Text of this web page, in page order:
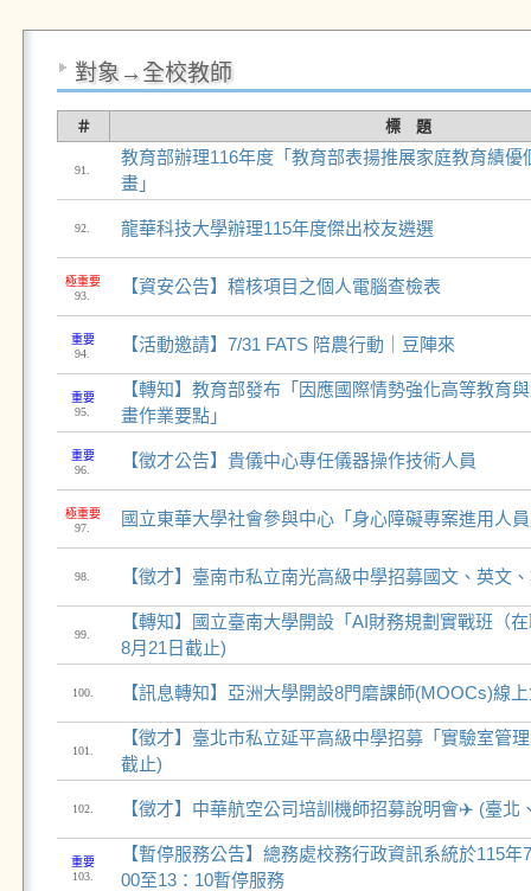
對象→全校教師
＃ 標 題
91.
教育部辦理116年度「教育部表揚推展家庭教育績優
畫」
92. 龍華科技大學辦理115年度傑出校友遴選
極重要
93.
【資安公告】稽核項目之個人電腦查檢表
重要
94.
【活動邀請】7/31 FATS 陪農行動｜豆陣來
重要
95.
【轉知】教育部發布「因應國際情勢強化高等教育
畫作業要點」
重要
96.
【徵才公告】貴儀中心專任儀器操作技術人員
極重要
97.
國立東華大學社會參與中心「身心障礙專案進用人
98. 【徵才】臺南市私立南光高級中學招募國文、英文
99.
【轉知】國立臺南大學開設「AI財務規劃實戰班（
8月21日截止)
100. 【訊息轉知】亞洲大學開設8門磨課師(MOOCs)線
101.
【徵才】臺北市私立延平高級中學招募「實驗室管
截止)
102. 【徵才】中華航空公司培訓機師招募說明會✈️ (臺北
重要
103.
【暫停服務公告】總務處校務行政資訊系統於115
00至13：10暫停服務